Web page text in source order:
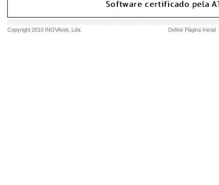
Copyright 2010 INOVAnet , Lda. Definir Página Inicial